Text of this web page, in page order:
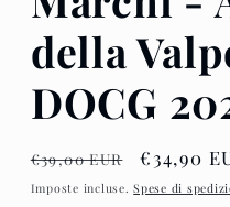
della
DOCG
Prezzo
di
€39,00 EUR
Prezzo
scontato
€34,90
Imposte incluse.Spese di